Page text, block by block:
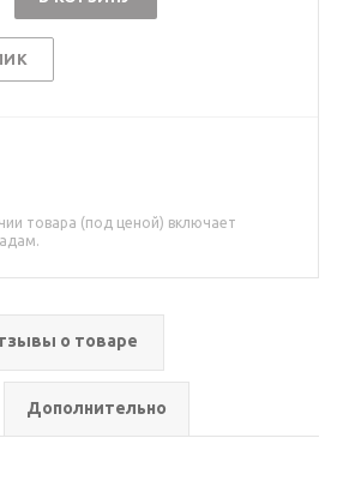
товара (под ценой) включает
о товаре
Дополнительно